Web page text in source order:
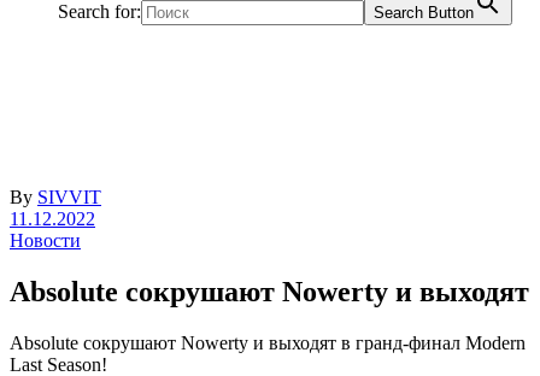
Search for: Search Button
By SIVVIT
11.12.2022
Новости
Absolute сокрушают Nowerty и выходят
Absolute сокрушают Nowerty и выходят в гранд-финал Modern
Last Season!